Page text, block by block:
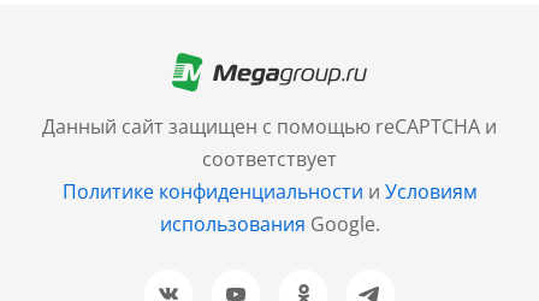
Данный сайт защищен с помощью reCAPTCHA и
соответствует
Политике конфиденциальности и Условиям
использования Google.
+7 (499) 705-30-10
Санкт-Петербург
+7 (812) 600-77-33
Барнаул
+7 (961) 999-93-93
Новосибирск